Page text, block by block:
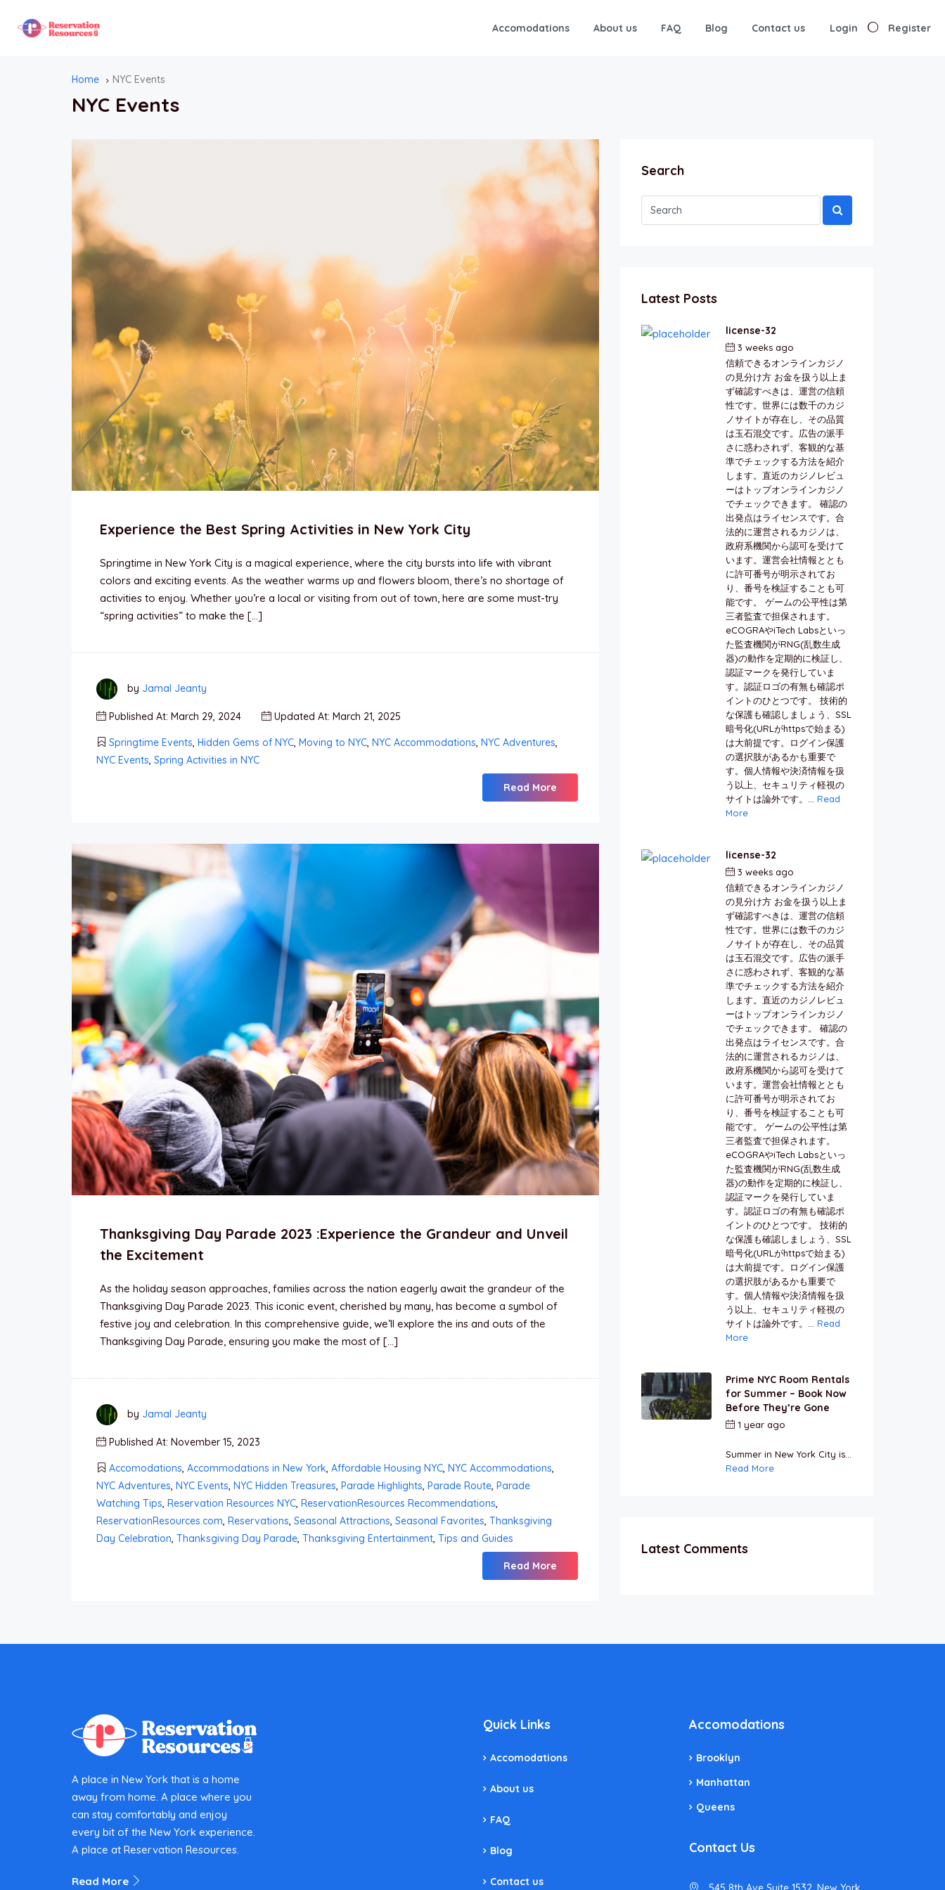
Accomodations About us FAQ Blog Contact us Login Register
Home NYC Events
NYC Events
Experience the Best Spring Activities in New York City
Springtime in New York City is a magical experience, where the city bursts into life with vibrant
colors and exciting events. As the weather warms up and flowers bloom, there’s no shortage of
activities to enjoy. Whether you’re a local or visiting from out of town, here are some must-try
“spring activities” to make the […]
by Jamal Jeanty
Published At: March 29, 2024 Updated At: March 21, 2025
Springtime Events, Hidden Gems of NYC, Moving to NYC, NYC Accommodations, NYC Adventures,
NYC Events, Spring Activities in NYC
Read More
Thanksgiving Day Parade 2023 :Experience the Grandeur and Unveil
the Excitement
As the holiday season approaches, families across the nation eagerly await the grandeur of the
Thanksgiving Day Parade 2023. This iconic event, cherished by many, has become a symbol of
festive joy and celebration. In this comprehensive guide, we’ll explore the ins and outs of the
Thanksgiving Day Parade, ensuring you make the most of […]
by Jamal Jeanty
Published At: November 15, 2023
Accomodations, Accommodations in New York, Affordable Housing NYC, NYC Accommodations,
NYC Adventures, NYC Events, NYC Hidden Treasures, Parade Highlights, Parade Route, Parade
Watching Tips, Reservation Resources NYC, ReservationResources Recommendations,
ReservationResources.com, Reservations, Seasonal Attractions, Seasonal Favorites, Thanksgiving
Day Celebration, Thanksgiving Day Parade, Thanksgiving Entertainment, Tips and Guides
Read More
Search
Latest Posts
license-32
3 weeks ago
信頼できるオンラインカジノ
の見分け方 お金を扱う以上ま
ず確認すべきは、運営の信頼
性です。世界には数千のカジ
ノサイトが存在し、その品質
は玉石混交です。広告の派手
さに惑わされず、客観的な基
準でチェックする方法を紹介
します。直近のカジノレビュ
ーはトップオンラインカジノ
でチェックできます。 確認の
出発点はライセンスです。合
法的に運営されるカジノは、
政府系機関から認可を受けて
います。運営会社情報ととも
に許可番号が明示されてお
り、番号を検証することも可
能です。 ゲームの公平性は第
三者監査で担保されます。
eCOGRAやiTech Labsといっ
た監査機関がRNG(乱数生成
器)の動作を定期的に検証し、
認証マークを発行していま
す。認証ロゴの有無も確認ポ
イントのひとつです。 技術的
な保護も確認しましょう、SSL
暗号化(URLがhttpsで始まる)
は大前提です。ログイン保護
の選択肢があるかも重要で
す。個人情報や決済情報を扱
う以上、セキュリティ軽視の
サイトは論外です。... Read
More
license-32
3 weeks ago
信頼できるオンラインカジノ
の見分け方 お金を扱う以上ま
ず確認すべきは、運営の信頼
性です。世界には数千のカジ
ノサイトが存在し、その品質
は玉石混交です。広告の派手
さに惑わされず、客観的な基
準でチェックする方法を紹介
します。直近のカジノレビュ
ーはトップオンラインカジノ
でチェックできます。 確認の
出発点はライセンスです。合
法的に運営されるカジノは、
政府系機関から認可を受けて
います。運営会社情報ととも
に許可番号が明示されてお
り、番号を検証することも可
能です。 ゲームの公平性は第
三者監査で担保されます。
eCOGRAやiTech Labsといっ
た監査機関がRNG(乱数生成
器)の動作を定期的に検証し、
認証マークを発行していま
す。認証ロゴの有無も確認ポ
イントのひとつです。 技術的
な保護も確認しましょう、SSL
暗号化(URLがhttpsで始まる)
は大前提です。ログイン保護
の選択肢があるかも重要で
す。個人情報や決済情報を扱
う以上、セキュリティ軽視の
サイトは論外です。... Read
More
Prime NYC Room Rentals
for Summer – Book Now
Before They’re Gone
1 year ago
Summer in New York City is...
Read More
Latest Comments
A place in New York that is a home
away from home. A place where you
can stay comfortably and enjoy
every bit of the New York experience.
A place at Reservation Resources.
Read More
Quick Links
Accomodations
About us
FAQ
Blog
Contact us
Accomodations
Brooklyn
Manhattan
Queens
Contact Us